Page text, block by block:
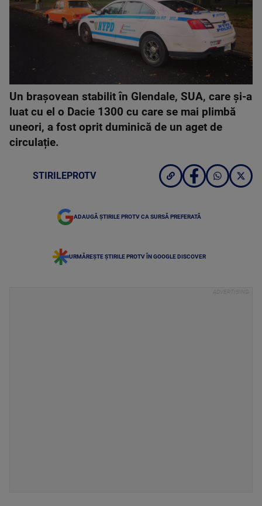
Un brașovean stabilit în Glendale, SUA, care și-a
luat cu el o Dacie 1300 cu care se mai plimbă
uneori, a fost oprit duminică de un aget de
circulație.
STIRILEPROTV
ADAUGĂ ȘTIRILE PROTV CA SURSĂ PREFERATĂ
URMĂREȘTE ȘTIRILE PROTV ÎN GOOGLE DISCOVER